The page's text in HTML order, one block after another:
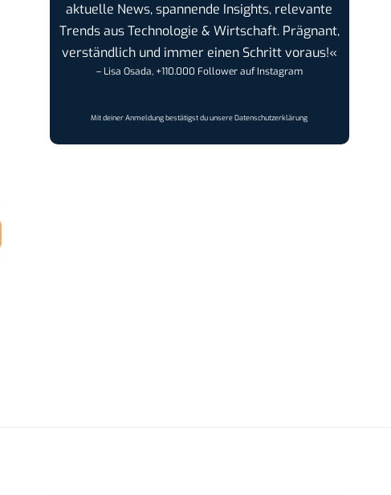
aktuelle News, spannende Insights, relevante
Trends aus Technologie & Wirtschaft. Prägnant,
verständlich und immer einen Schritt voraus!«
– Lisa Osada, +110.000 Follower auf Instagram
Mit deiner Anmeldung bestätigst du unsereDatenschutzerklärung